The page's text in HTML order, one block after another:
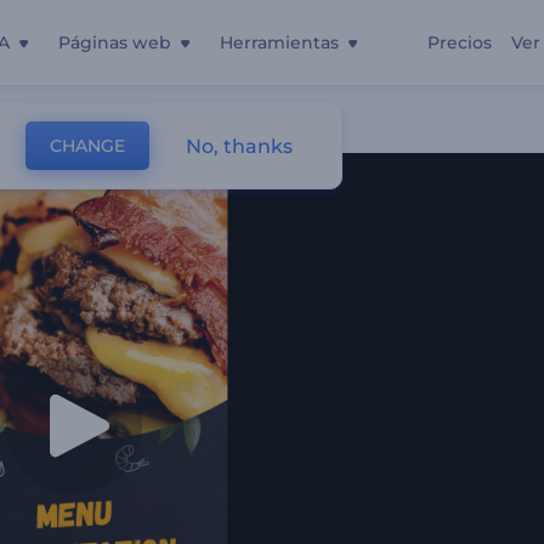
Páginas web Herramientas Precios Ver
CHANGE No, thanks